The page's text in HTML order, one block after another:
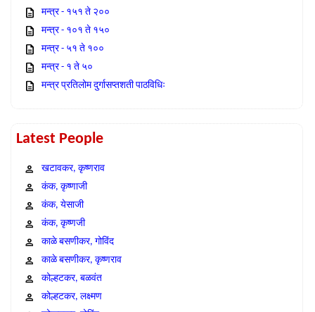
मन्त्र - १५१ ते २००
मन्त्र - १०१ ते १५०
मन्त्र - ५१ ते १००
मन्त्र - १ ते ५०
मन्त्र प्रतिलोम दुर्गासप्तशती पाठविधिः
Latest People
खटावकर, कृष्णराव
कंक, कृष्णाजी
कंक, येसाजी
कंक, कृष्णजी
काळे बसणीकर, गोविंद
काळे बसणीकर, कृष्णराव
कोल्हटकर, बळवंत
कोल्हटकर, लक्ष्मण